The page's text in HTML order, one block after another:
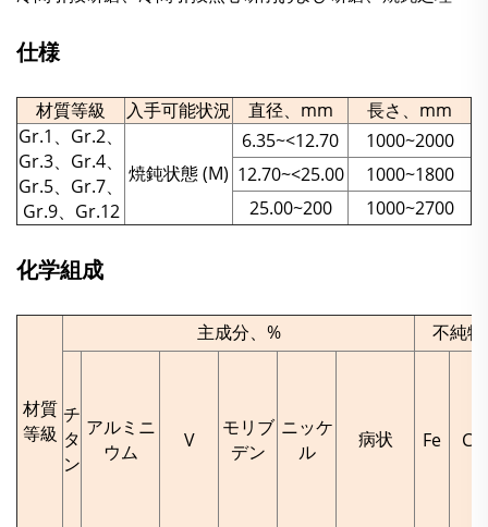
仕様
材質等級 入手可能状況 直径、mm
長さ、mm
Gr.1、Gr.2、
Gr.3、Gr.4、
Gr.5、Gr.7、
Gr.9、Gr.12
焼鈍状態 (M)
6.35~<12.70
1000~2000
12.70~<25.00
1000~1800
25.00~200
1000~2700
化学組成
材質
等級
主成分、% 不純
チ
タ
ン
アルミニ
ウム
V
モリブ
デン
ニッケ
ル
病状 Fe C